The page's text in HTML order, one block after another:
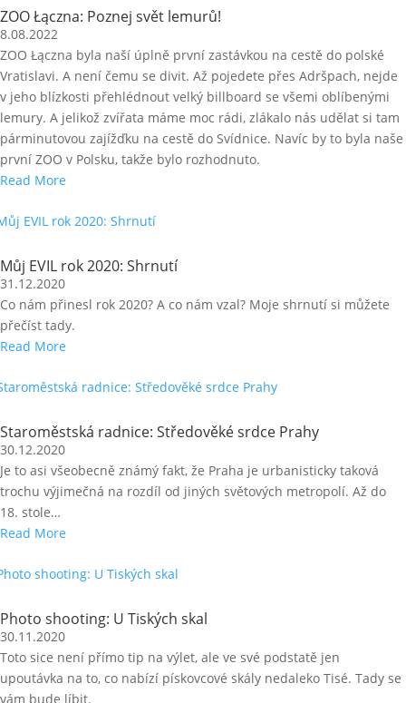
ZOO Łączna: Poznej svět lemurů!
8.08.2022
ZOO Łączna byla naší úplně první zastávkou na cestě do polské
Vratislavi. A není čemu se divit. Až pojedete přes Adršpach, nejde
v jeho blízkosti přehlédnout velký billboard se všemi oblíbenými
lemury. A jelikož zvířata máme moc rádi, zlákalo nás udělat si tam
párminutovou zajížďku na cestě do Svídnice. Navíc by to byla naše
první ZOO v Polsku, takže bylo rozhodnuto.
Read More
Můj EVIL rok 2020: Shrnutí
31.12.2020
Co nám přinesl rok 2020? A co nám vzal? Moje shrnutí si můžete
přečíst tady.
Read More
Staroměstská radnice: Středověké srdce Prahy
30.12.2020
Je to asi všeobecně známý fakt, že Praha je urbanisticky taková
trochu výjimečná na rozdíl od jiných světových metropolí. Až do
18. stole…
Read More
Photo shooting: U Tiských skal
30.11.2020
Toto sice není přímo tip na výlet, ale ve své podstatě jen
upoutávka na to, co nabízí pískovcové skály nedaleko Tisé. Tady se
vám bude líbit.